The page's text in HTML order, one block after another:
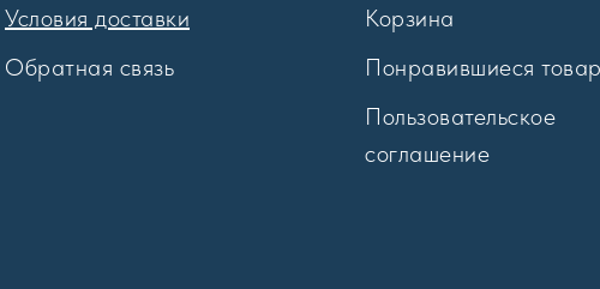
Условия доставки
Обратная связь
Корзина
Понравившиеся
Пользовательское
соглашение